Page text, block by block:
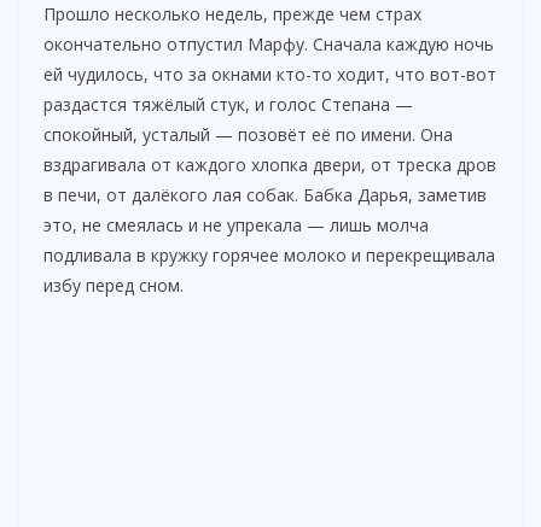
Прошло несколько недель, прежде чем страх
окончательно отпустил Марфу. Сначала каждую ночь
ей чудилось, что за окнами кто-то ходит, что вот-вот
раздастся тяжёлый стук, и голос Степана —
спокойный, усталый — позовёт её по имени. Она
вздрагивала от каждого хлопка двери, от треска дров
в печи, от далёкого лая собак. Бабка Дарья, заметив
это, не смеялась и не упрекала — лишь молча
подливала в кружку горячее молоко и перекрещивала
избу перед сном.